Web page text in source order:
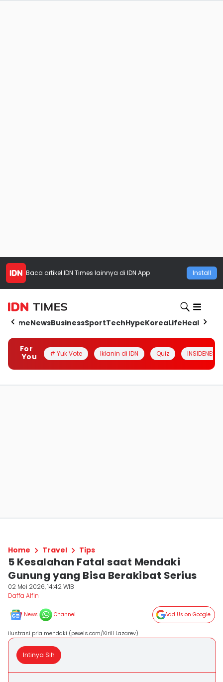
Baca artikel IDN Times lainnya di IDN App Install
HomeNewsBusinessSportTechHypeKoreaLifeHealth
For
You
# Yuk Vote Iklanin di IDN Quiz INSIDENESIA
Home Travel Tips
5 Kesalahan Fatal saat Mendaki
Gunung yang Bisa Berakibat Serius
02 Mei 2026, 14:42 WIB
Daffa Alfin
News Channel Add Us on Google
ilustrasi pria mendaki (pexels.com/Kirill Lazarev)
Intinya Sih